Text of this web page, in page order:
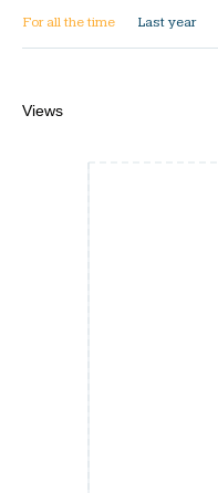
For all the time Last year
Views